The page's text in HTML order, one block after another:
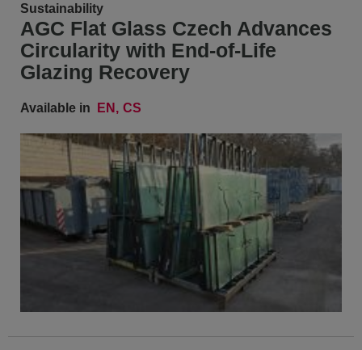
Sustainability
AGC Flat Glass Czech Advances
Circularity with End-of-Life
Glazing Recovery
Available in EN CS